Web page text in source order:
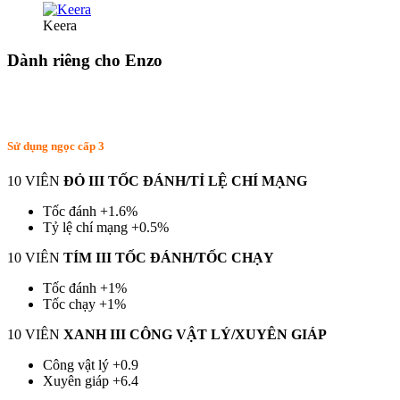
Keera
Dành riêng cho Enzo
Sử dụng ngọc cấp 3
10 VIÊN ĐỎ III TỐC ĐÁNH/TỈ LỆ CHÍ MẠNG
Tốc đánh +1.6%
Tỷ lệ chí mạng +0.5%
10 VIÊN TÍM III TỐC ĐÁNH/TỐC CHẠY
Tốc đánh +1%
Tốc chạy +1%
10 VIÊN XANH III CÔNG VẬT LÝ/XUYÊN GIÁP
Công vật lý +0.9
Xuyên giáp +6.4